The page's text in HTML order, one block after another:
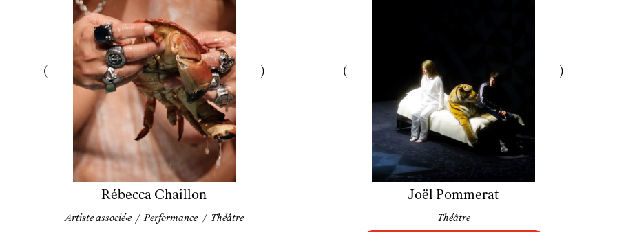
Rébecca Chaillon
Artiste associé·e / Performance / Théâtre
Joël Pommerat
Théâtre